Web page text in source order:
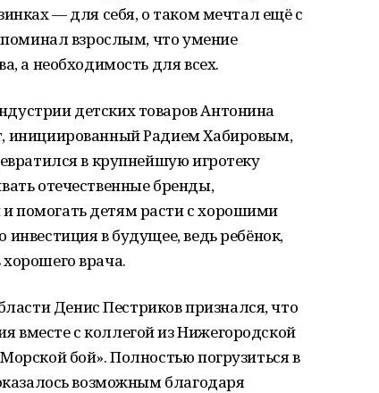
— для себя, о таком мечтал ещё с
взрослым, что умение
а необходимость для всех.
детских товаров Антонина
инициированный Радием Хабировым,
в крупнейшую игротеку
отечественные бренды,
помогать детям расти с хорошими
в будущее, ведь ребёнок,
врача.
Денис Пестриков признался, что
вместе с коллегой из Нижегородской
бой». Полностью погрузиться в
возможным благодаря